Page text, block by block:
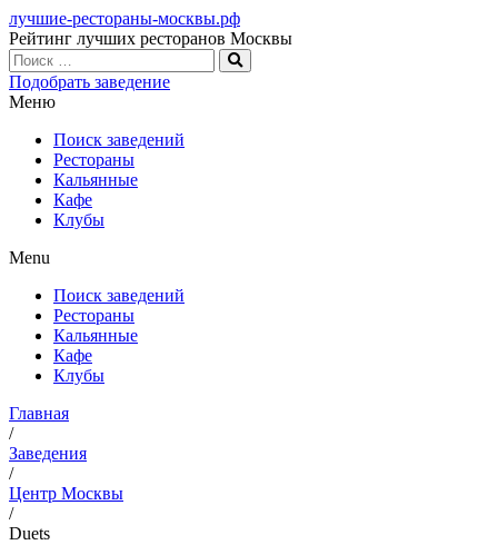
лучшие-рестораны-москвы.рф
Рейтинг лучших ресторанов Москвы
Подобрать заведение
Меню
Поиск заведений
Рестораны
Кальянные
Кафе
Клубы
Menu
Поиск заведений
Рестораны
Кальянные
Кафе
Клубы
Главная
/
Заведения
/
Центр Москвы
/
Duets